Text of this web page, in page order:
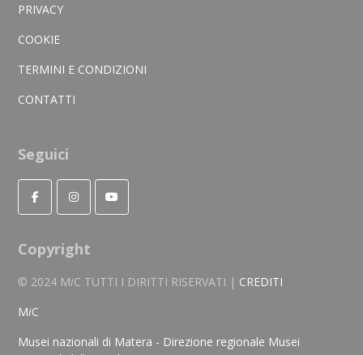
PRIVACY
COOKIE
TERMINI E CONDIZIONI
CONTATTI
Seguici
Copyright
© 2024 MiC TUTTI I DIRITTI RISERVATI | CREDITI
MiC
Musei nazionali di Matera - Direzione regionale Musei